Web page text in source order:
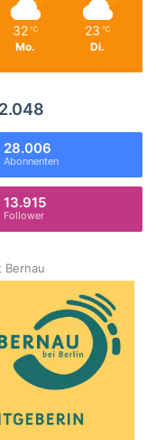
32 ℃
Mo.
23 ℃
Di.
28.006
Abonnenten
13.915
Follower
Bernau